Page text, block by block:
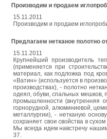
Производим и продаем
15.11.2011
Производим и продаем
Предлагаем нетканое полотно
15.11.2011
Крупнейший производитель
(применяется при
материал, как подложка под
«Ватин» (используется в
производствах), - полотно
одеял, обуви, спальных мешков,
промышленности (внутренняя
горнорудной, алюминиевой,
металлургии), - нетканую
сохраняет свои свойства в
Мы всегда идем навстречу
37.